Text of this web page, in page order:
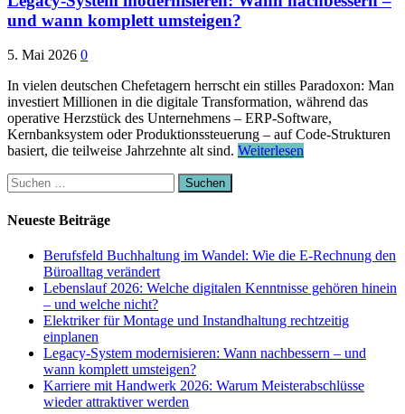
und wann komplett umsteigen?
5. Mai 2026 0
In vielen deutschen Chefetagern herrscht ein stilles Paradoxon: Man
investiert Millionen in die digitale Transformation, während das
operative Herzstück des Unternehmens – ERP-Software,
Kernbanksystem oder Produktionssteuerung – auf Code-Strukturen
basiert, die teilweise Jahrzehnte alt sind. Weiterlesen
Suchen
nach:
Neueste Beiträge
Berufsfeld Buchhaltung im Wandel: Wie die E-Rechnung den
Büroalltag verändert
Lebenslauf 2026: Welche digitalen Kenntnisse gehören hinein
– und welche nicht?
Elektriker für Montage und Instandhaltung rechtzeitig
einplanen
Legacy-System modernisieren: Wann nachbessern – und
wann komplett umsteigen?
Karriere mit Handwerk 2026: Warum Meisterabschlüsse
wieder attraktiver werden